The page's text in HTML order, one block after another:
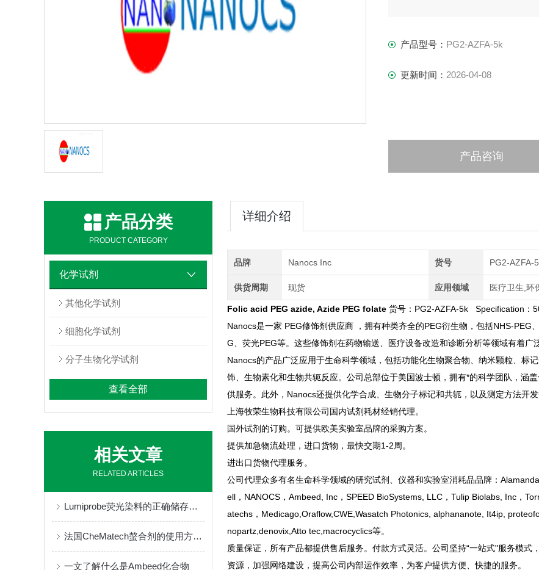
产品型号： PG2-AZFA-5k
更新时间： 2026-04-08
产品咨询
产品分类
PRODUCT CATEGORY
化学试剂
其他化学试剂
细胞化学试剂
分子生物化学试剂
查看全部
相关文章
RELATED ARTICLES
Lumiprobe荧光染料的正确储存与保管
法国CheMatech螯合剂的使用方法很简单
一文了解什么是Ambeed化合物
详细介绍
品牌 Nanocs Inc 货号 PG2-AZFA-
供货周期 现货 应用领域 医疗卫生,环
Folic acid PEG azide, Azide PEG folate 货号：PG2-AZFA-5k Specification：
Nanocs是一家 PEG修饰剂供应商 ，拥有种类齐全的PEG衍生物，包括NHS-PEG
G、荧光PEG等。这些修饰剂在药物输送、医疗设备改造和诊断分析等领域有着广
Nanocs的产品广泛应用于生命科学领域，包括功能化生物聚合物、纳米颗粒、标
饰、生物素化和生物共轭反应。公司总部位于美国波士顿，拥有*的科学团队，涵
供服务。此外，Nanocs还提供化学合成、生物分子标记和共轭，以及测定方法开发
上海牧荣生物科技有限公司 国内试剂耗材经销代理。
国外试剂的订购。可提供欧美实验室品牌的采购方案。
提供加急物流处理，进口货物，最快交期1-2周。
进出口货物代理服务。
公司代理众多有名生命科学领域的研究试剂、仪器和实验室消耗品品牌：
ell，NANOCS，Ambeed, Inc，SPEED BioSystems, LLC，Tulip Biolabs, Inc，
atechs，Medicago,Oraflow,CWE,Wasatch Photonics, alphananote, It4ip,
nopartz,denovix,Atto tec,macrocyclics等。
质量保证，所有产品都提供售后服务。付款方式灵活。公司坚持“一站式"服务模
资源，加强网络建设，提高公司内部运作效率，为客户提供方便、快捷的服务。